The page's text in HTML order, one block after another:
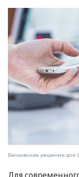
Банковские решения для